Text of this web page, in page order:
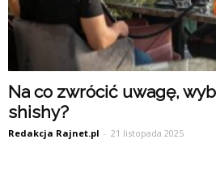
Na co zwrócić uwagę,
shishy?
Redakcja Rajnet.pl - 21 listopada 2025